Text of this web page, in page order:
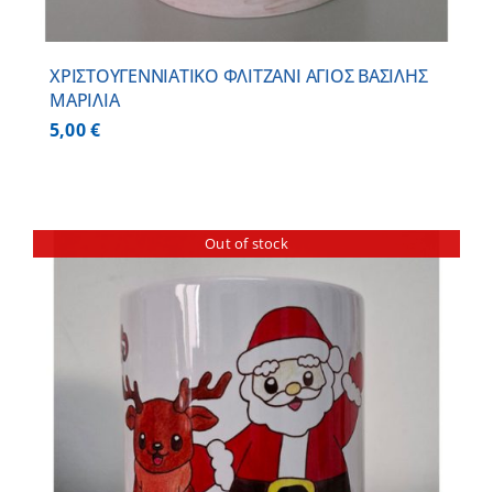
ΧΡΙΣΤΟΥΓΕΝΝΙΑΤΙΚΟ ΦΛΙΤΖΑΝΙ ΑΓΙΟΣ ΒΑΣΙΛΗΣ
ΜΑΡΙΛΙΑ
5,00€
Out of stock